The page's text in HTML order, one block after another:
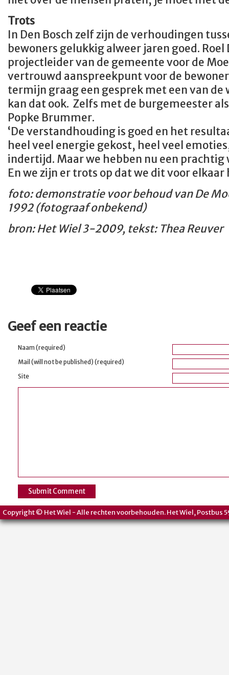
Trots
In Den Bosch zelf zijn de verhoudingen
bewoners gelukkig alweer jaren goed. Roel
projectleider van de gemeente voor de
vertrouwd aanspreekpunt voor de
termijn graag een gesprek met een van
kan dat ook. Zelfs met de burgemeester
Popke Brummer.
‘De verstandhouding is goed en het
heel veel energie gekost, heel veel
indertijd. Maar we hebben nu een
En we zijn er trots op dat we dit voor elkaar
foto: demonstratie voor behoud van De
1992 (fotograaf onbekend)
bron: Het Wiel 3-2009, tekst: Thea Reuver
Geef een reactie
Naam (required)
Mail (will not be published) (required)
Site
Copyright © Het Wiel - Alle rechten voorbehouden. Het Wiel, Postbus